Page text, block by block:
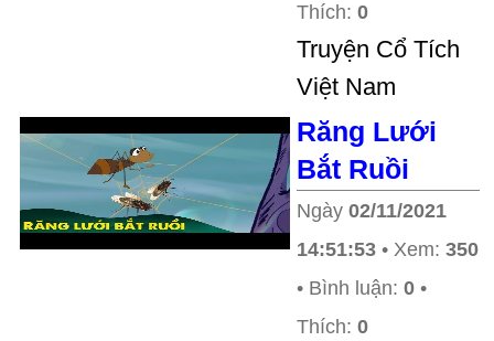
Thích: 0
Truyện Cổ Tích
Việt Nam
Răng Lưới
Bắt Ruồi
Ngày 02/11/2021
14:51:53 • Xem: 350
• Bình luận: 0 •
Thích: 0